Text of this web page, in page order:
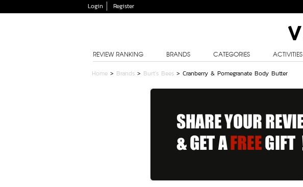
Login Register
REVIEW RANKING BRANDS CATEGORIES ACTIVITIES
Home > Brands > Burt's Bees > Cranberry & Pomegranate Body Butter